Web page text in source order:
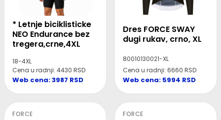
* Letnje biciklisticke
NEO Endurance bez
tregera,crne,4XL
18-4XL
Cena u radnji: 4430 RSD
Web cena: 3987 RSD
Dres FORCE SWAY
dugi rukav, crno, XL
80010130021-XL
Cena u radnji: 6660 RSD
Web cena: 5994 RSD
FORCE FORCE